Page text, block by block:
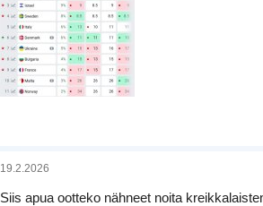
19.2.2026
Siis apua ootteko nähneet noita